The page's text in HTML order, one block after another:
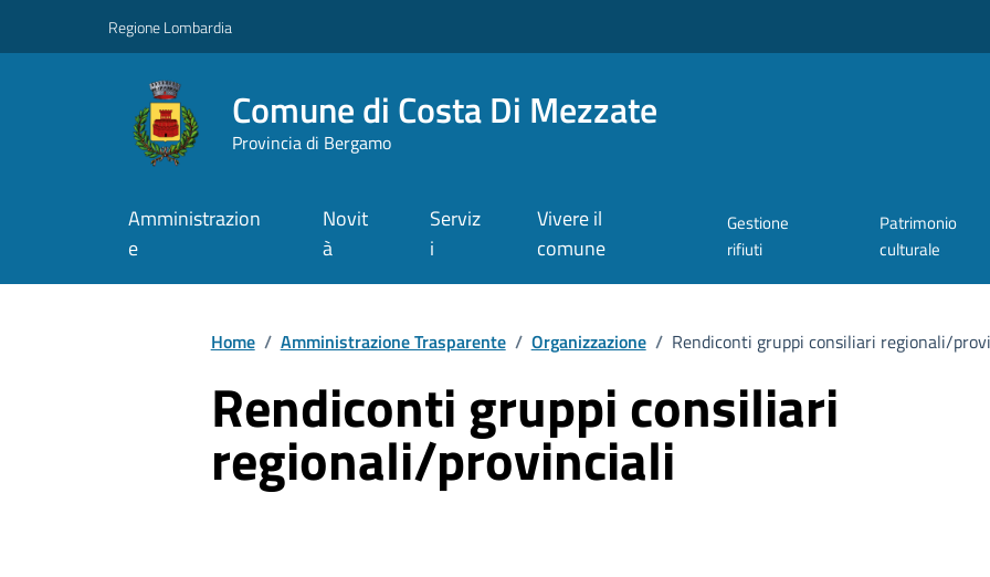
Regione Lombardia
Comune di Costa Di Mezzate
Provincia di Bergamo
Amministrazion
e
Novit
à
Serviz
i
Vivere il
comune
Gestione
rifiuti
Patrimonio
culturale
Home / Amministrazione Trasparente / Organizzazione / Rendiconti gruppi consiliari regionali/
Rendiconti gruppi consiliari
regionali/provinciali